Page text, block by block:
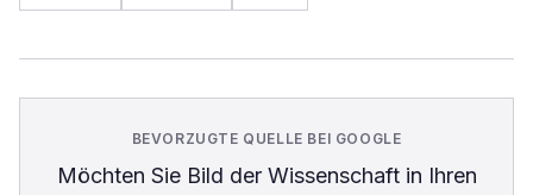
BEVORZUGTE QUELLE BEI GOOGLE
Möchten Sie Bild der Wissenschaftin Ihren